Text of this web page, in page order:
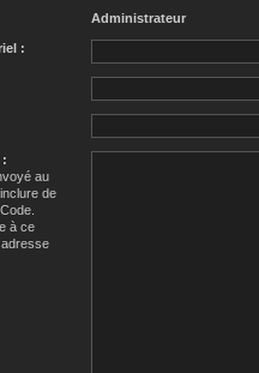
Administrateur
:
:
au
de
à ce